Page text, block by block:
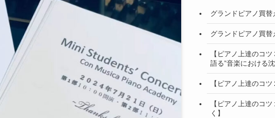
グランドピアノ買
グランドピアノ買
【ピアノ上達のコ
語る”音楽における沈
【ピアノ上達のコツ
【ピアノ上達のコ
く】